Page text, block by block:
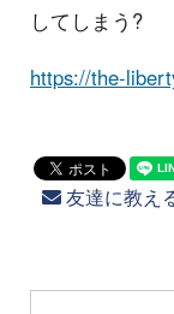
してしまう?
https://the-
友達に教え